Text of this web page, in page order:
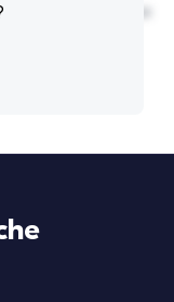
interdum penatibus
massa.